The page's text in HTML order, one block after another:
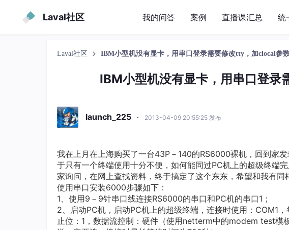
Laval社区 我的问答 案例 直播课汇总 统
Laval社区 IBM小型机没有显卡，用串口登录需要修改tty，加clocal参
IBM小型机没有显卡，用串口登
launch_225 · 2013-04-09 20:55:25 发布
我在上月在上海购买了一台43P－140的RS6000裸机，回到家
于只有一个终端使用十分不便，如何能同过PC机上的超级终端
家询问，在网上查找资料，终于搞定了这个东东，希望和我有同
使用串口安装6000步骤如下：
1、使用9－9针串口线连接RS6000的串口和PC机的串口1；
2、启动PC机，启动PC机上的超级终端，连接时使用：COM1
止位：1，数据流控制：硬件（使用netterm中的modem test模